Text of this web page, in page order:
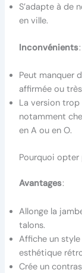
S’adapte à de
en ville.
Inconvénients:
Peut manquer
affirmée ou
La version trop
notamment
en A ou en O.
Pourquoi opter
Avantages:
Allonge la
talons.
Affiche un
esthétique
Crée un